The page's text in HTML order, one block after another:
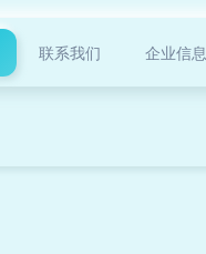
联系我们 企业信息